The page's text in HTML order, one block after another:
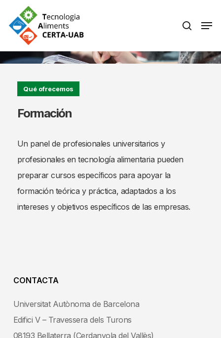
content
search
Qué ofrecemos
Formación
Un panel de profesionales universitarios y
profesionales en tecnología alimentaria pueden
preparar cursos específicos para apoyar la
formación teórica y práctica, adaptados a los
intereses y objetivos específicos de las empresas.
CONTACTA
Universitat Autònoma de Barcelona
Edifici V – Travessera dels Turons
08193 Bellaterra (Cerdanyola del Vallès)
Close